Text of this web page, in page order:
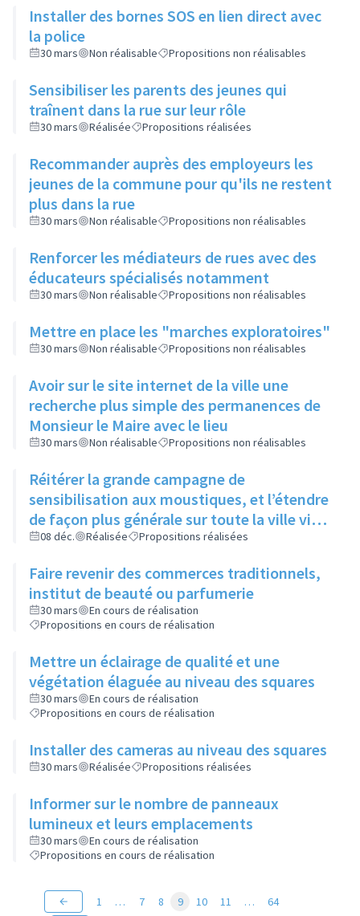
Installer des bornes SOS en lien direct avec
la police
30 mars Non réalisable Propositions non réalisables
Sensibiliser les parents des jeunes qui
traînent dans la rue sur leur rôle
30 mars Réalisée Propositions réalisées
Recommander auprès des employeurs les
jeunes de la commune pour qu'ils ne restent
plus dans la rue
30 mars Non réalisable Propositions non réalisables
Renforcer les médiateurs de rues avec des
éducateurs spécialisés notamment
30 mars Non réalisable Propositions non réalisables
Mettre en place les "marches exploratoires"
30 mars Non réalisable Propositions non réalisables
Avoir sur le site internet de la ville une
recherche plus simple des permanences de
Monsieur le Maire avec le lieu
30 mars Non réalisable Propositions non réalisables
Réitérer la grande campagne de
sensibilisation aux moustiques, et l’étendre
de façon plus générale sur toute la ville via
ses réseaux sociaux et canaux de diffusion
08 déc. Réalisée Propositions réalisées
Faire revenir des commerces traditionnels,
institut de beauté ou parfumerie
30 mars
En cours de réalisation
Propositions en cours de réalisation
Mettre un éclairage de qualité et une
végétation élaguée au niveau des squares
30 mars
En cours de réalisation
Propositions en cours de réalisation
Installer des cameras au niveau des squares
30 mars Réalisée Propositions réalisées
Informer sur le nombre de panneaux
lumineux et leurs emplacements
30 mars
En cours de réalisation
Propositions en cours de réalisation
1 … 7 8 9 10 11 … 64